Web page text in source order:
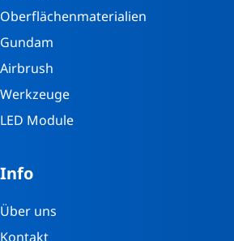
Oberflächenmaterialien
Gundam
Airbrush
Werkzeuge
LED Module
Info
Über uns
Kontakt